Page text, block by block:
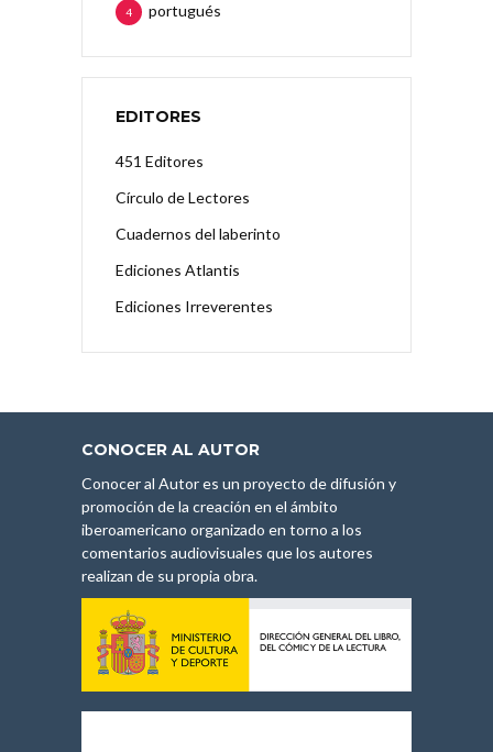
portugués
4
EDITORES
451 Editores
Círculo de Lectores
Cuadernos del laberinto
Ediciones Atlantis
Ediciones Irreverentes
CONOCER AL AUTOR
Conocer al Autor es un proyecto de difusión y
promoción de la creación en el ámbito
iberoamericano organizado en torno a los
comentarios audiovisuales que los autores
realizan de su propia obra.